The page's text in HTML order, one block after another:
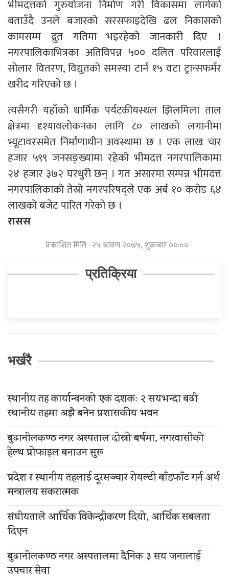
भीमदत्तको गुरुयोजना निर्माण गरी विकासमा लागेको
बताउँदै उनले बजारको सरसफाइदेखि ढल निकासको
कामसम्म द्रुत गतिमा भइरहेको जानकारी दिए ।
नगरपालिकाभित्रका अतिविपन्न ५०० दलित परिवारलाई
सोलार वितरण, विद्युतको समस्या टार्न १५ वटा ट्रान्सफर्मर
खरीद गरिएको छ ।
त्यसैगरी यहाँको धार्मिक पर्यटकीयस्थल झिलमिला ताल
क्षेत्रमा दृश्यावलोकनका लागि ८० लाखको लगानीमा
भ्यूटावरसमेत निर्माणाधीन अवस्थामा छ । एक लाख चार
हजार ५९९ जनसङ्ख्यामा रहेको भीमदत्त नगरपालिकामा
२४ हजार ३७२ घरधुरी छन् । गत असारमा सम्पन्न भीमदत्त
नगरपालिकाको तेस्रो नगरपरिषद्ले एक अर्ब १० करोड ६४
लाखको बजेट पारित गरेको छ ।
रासस
प्रकाशित मिति : २५ श्रावण २०७५, शुक्रबार ००:००
प्रतिक्रिया
भर्खरै
स्थानीय तह कार्यान्वनको एक दशकः २ सयभन्दा बढी
स्थानीय तहमा अझै बनेन प्रशासकीय भवन
बुढानीलकण्ठ नगर अस्पताल दोस्रो बर्षमा, नगरवासीको
हेल्थ प्रोफाइल बनाउन सुरू
प्रदेश र स्थानीय तहलाई दूरसञ्चार रोयल्टी बाँडफाँट गर्न अर्थ
मन्त्रालय सकरात्मक
संघीयताले आर्थिक विकेन्द्रीकरण दियो, आर्थिक सबलता
दिएन
बुढानीलकण्ठ नगर अस्पतालमा दैनिक ३ सय जनालाई
उपचार सेवा